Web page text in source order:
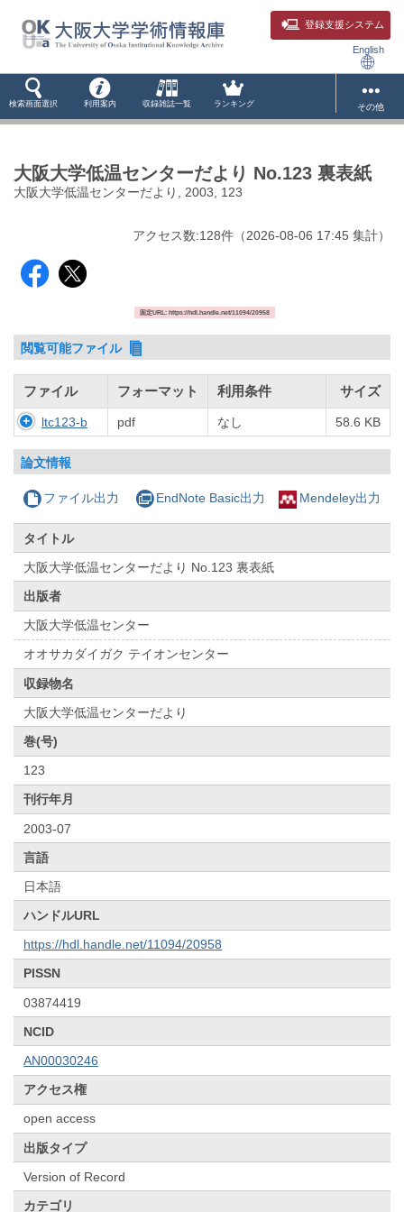
登録支援システム
English
検索画面選択 利用案内 収録雑誌一覧 ランキング その他
大阪大学低温センターだより No.123 裏表紙
大阪大学低温センターだより, 2003, 123
アクセス数:128件 （2026-08-06 17:45 集計）
固定URL: https://hdl.handle.net/11094/20958
閲覧可能ファイル
ファイル フォーマット 利用条件 サイズ
ltc123-b pdf なし 58.6 KB
論文情報
ファイル出力 EndNote Basic出力 Mendeley出力
タイトル
大阪大学低温センターだより No.123 裏表紙
出版者
大阪大学低温センター
オオサカダイガク テイオンセンター
収録物名
大阪大学低温センターだより
巻(号)
123
刊行年月
2003-07
言語
日本語
ハンドルURL
https://hdl.handle.net/11094/20958
PISSN
03874419
NCID
AN00030246
アクセス権
open access
出版タイプ
Version of Record
カテゴリ